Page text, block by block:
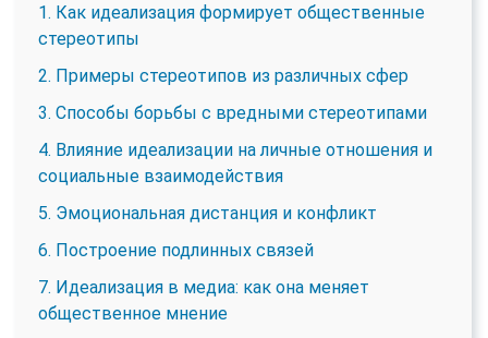
1. Как идеализация формирует общественные
стереотипы
2. Примеры стереотипов из различных сфер
3. Способы борьбы с вредными стереотипами
4. Влияние идеализации на личные отношения и
социальные взаимодействия
5. Эмоциональная дистанция и конфликт
6. Построение подлинных связей
7. Идеализация в медиа: как она меняет
общественное мнение